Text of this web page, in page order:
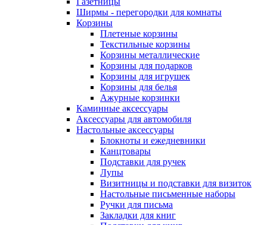
Ширмы - перегородки для комнаты
Корзины
Плетеные корзины
Текстильные корзины
Корзины металлические
Корзины для подарков
Корзины для игрушек
Корзины для белья
Ажурные корзинки
Каминные аксессуары
Аксессуары для автомобиля
Настольные аксессуары
Блокноты и ежедневники
Канцтовары
Подставки для ручек
Лупы
Визитницы и подставки для визиток
Настольные письменные наборы
Ручки для письма
Закладки для книг